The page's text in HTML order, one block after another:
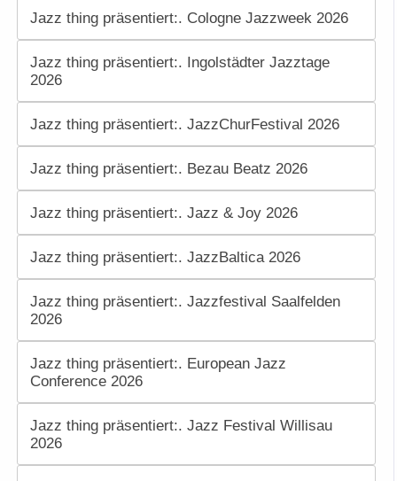
Jazz thing präsentiert:. Cologne Jazzweek 2026
Jazz thing präsentiert:. Ingolstädter Jazztage
2026
Jazz thing präsentiert:. JazzChurFestival 2026
Jazz thing präsentiert:. Bezau Beatz 2026
Jazz thing präsentiert:. Jazz & Joy 2026
Jazz thing präsentiert:. JazzBaltica 2026
Jazz thing präsentiert:. Jazzfestival Saalfelden
2026
Jazz thing präsentiert:. European Jazz
Conference 2026
Jazz thing präsentiert:. Jazz Festival Willisau
2026